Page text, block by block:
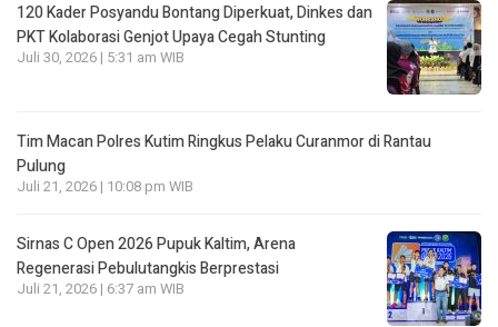
120 Kader Posyandu Bontang Diperkuat, Dinkes dan
PKT Kolaborasi Genjot Upaya Cegah Stunting
Juli 30, 2026 | 5:31 am WIB
Tim Macan Polres Kutim Ringkus Pelaku Curanmor di Rantau
Pulung
Juli 21, 2026 | 10:08 pm WIB
Sirnas C Open 2026 Pupuk Kaltim, Arena
Regenerasi Pebulutangkis Berprestasi
Juli 21, 2026 | 6:37 am WIB